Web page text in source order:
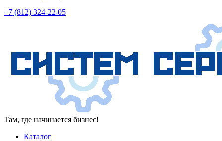
+7 (812) 324-22-05
Там, где начинается бизнес!
Каталог